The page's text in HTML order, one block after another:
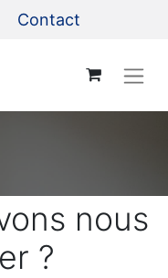
Contact
nous
?